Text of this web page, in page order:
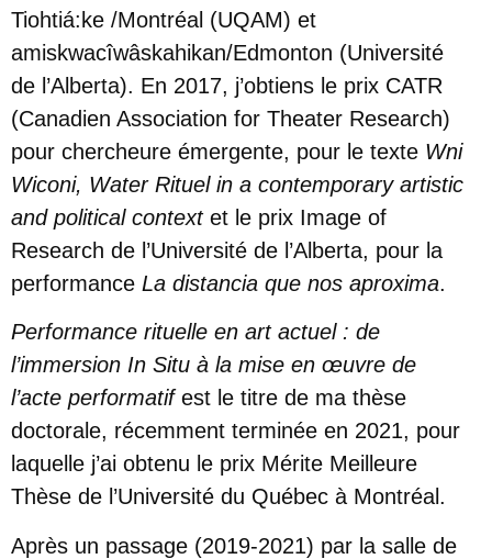
Tiohtiá:ke /Montréal (UQAM) et
amiskwacîwâskahikan/Edmonton (Université
de l’Alberta). En 2017, j’obtiens le prix CATR
(Canadien Association for Theater Research)
pour chercheure émergente, pour le texte Wni
Wiconi, Water Rituel in a contemporary artistic
and political contextet le prix Image of
Research de l’Université de l’Alberta, pour la
performance La distancia que nos aproxima.
Performance rituelle en art actuel : de
l’immersion In Situ à la mise en œuvre de
l’acte performatifest le titre de ma thèse
doctorale, récemment terminée en 2021, pour
laquelle j’ai obtenu le prix Mérite Meilleure
Thèse de l’Université du Québec à Montréal.
Après un passage (2019-2021) par la salle de